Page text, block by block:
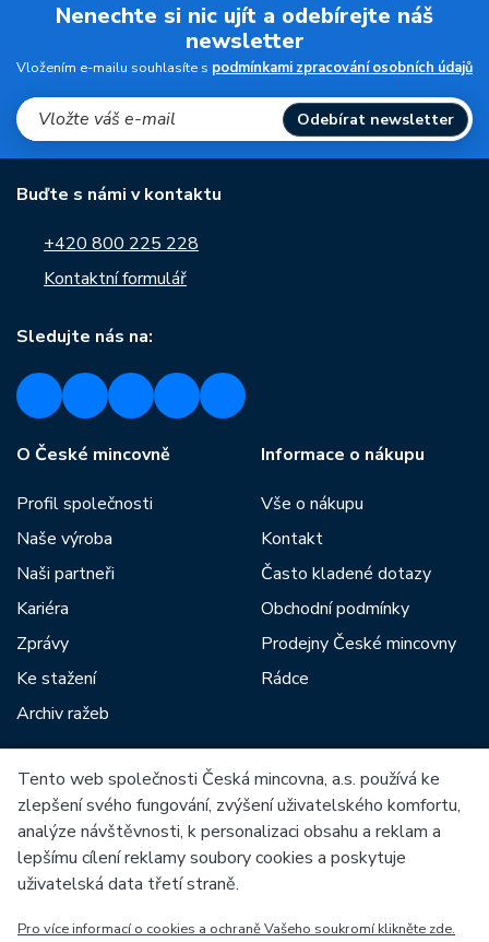
Nenechte si nic ujít a odebírejte náš
newsletter
Vložením e-mailu souhlasíte s podmínkami zpracování osobních údajů
Odebírat newsletter
Buďte s námi v kontaktu
+420 800 225 228
Kontaktní formulář
Sledujte nás na:
O České mincovně
Profil společnosti
Naše výroba
Naši partneři
Kariéra
Zprávy
Ke stažení
Archiv ražeb
Informace o nákupu
Vše o nákupu
Kontakt
Často kladené dotazy
Obchodní podmínky
Prodejny České mincovny
Rádce
Mezi naše partnery patří:
Evropská unie
Tento web společnosti Česká mincovna, a.s. používá ke
zlepšení svého fungování, zvýšení uživatelského komfortu,
analýze návštěvnosti, k personalizaci obsahu a reklam a
lepšímu cílení reklamy soubory cookies a poskytuje
uživatelská data třetí straně.
Pro více informací o cookies a ochraně Vašeho soukromí klikněte zde.